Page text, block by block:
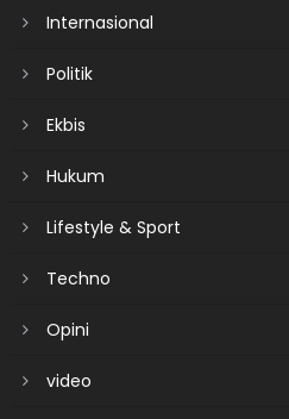
Internasional
Politik
Ekbis
Hukum
Lifestyle & Sport
Techno
Opini
video